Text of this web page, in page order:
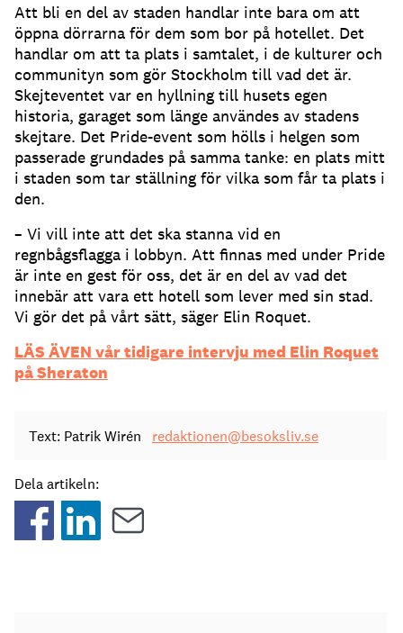
Att bli en del av staden handlar inte bara om att
öppna dörrarna för dem som bor på hotellet. Det
handlar om att ta plats i samtalet, i de kulturer och
communityn som gör Stockholm till vad det är.
Skejteventet var en hyllning till husets egen
historia, garaget som länge användes av stadens
skejtare. Det Pride-event som hölls i helgen som
passerade grundades på samma tanke: en plats mitt
i staden som tar ställning för vilka som får ta plats i
den.
– Vi vill inte att det ska stanna vid en
regnbågsflagga i lobbyn. Att finnas med under Pride
är inte en gest för oss, det är en del av vad det
innebär att vara ett hotell som lever med sin stad.
Vi gör det på vårt sätt, säger Elin Roquet.
LÄS ÄVEN vår tidigare intervju med Elin Roquet
på Sheraton
Text: Patrik Wirén redaktionen@besoksliv.se
Dela artikeln: